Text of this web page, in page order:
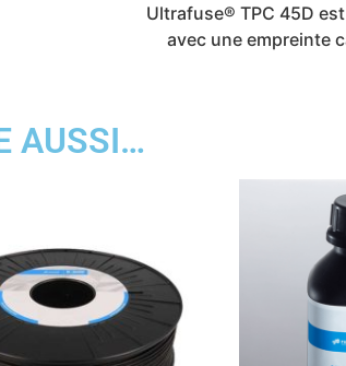
Ultrafuse® TPC 45D
avec une empreinte
AUSSI…